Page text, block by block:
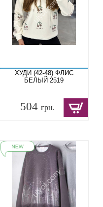
ХУДИ (42-48) ФЛИС
БЕЛЫЙ 2519
504грн.